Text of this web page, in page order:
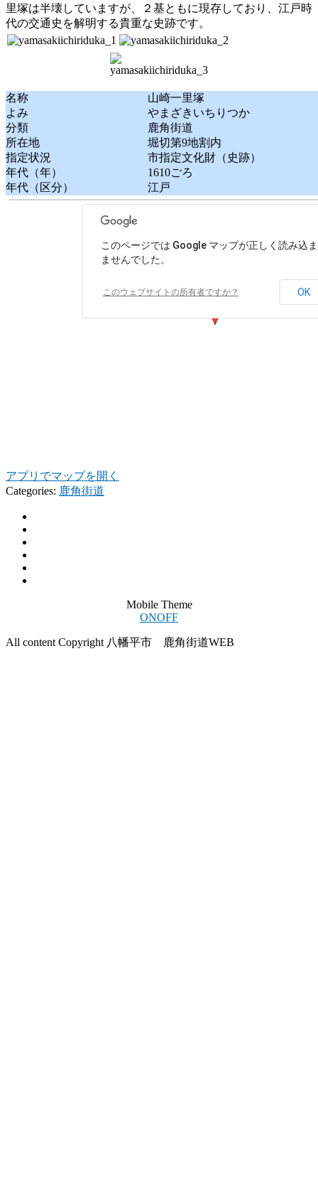
里塚は半壊していますが、２基ともに現存しており、江戸時
代の交通史を解明する貴重な史跡です。
名称
山崎一里塚
よみ
やまざきいちりつか
分類
鹿角街道
所在地
堀切第9地割内
指定状況
市指定文化財（史跡）
年代（年）
1610ごろ
年代（区分）
江戸
このページでは Google マップが正しく読み込
ませんでした。
このウェブサイトの所有者ですか？ OK
アプリでマップを開く
Categories: 鹿角街道
Mobile Theme
ONOFF
All content Copyright 八幡平市 鹿角街道WEB